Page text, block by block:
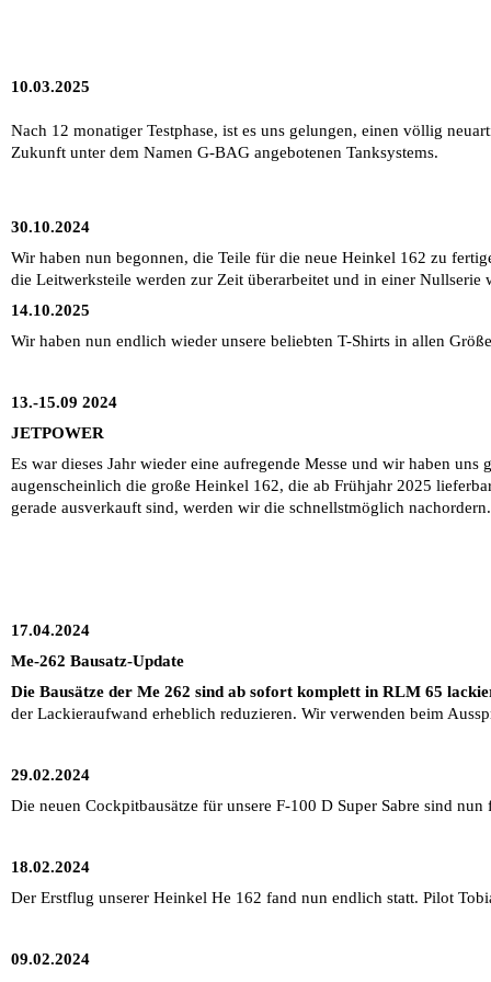
10.03.2025
Nach 12 monatiger Testphase, ist es uns gelungen, einen völlig
Zukunft unter dem Namen G-BAG angebotenen Tanksystems.
30.10.2024
Wir haben nun begonnen, die Teile für die neue Heinkel 162 zu
die Leitwerksteile werden zur Zeit überarbeitet und in einer
14.10.2025
Wir haben nun endlich wieder unsere beliebten T-Shirts in allen
13.-15.09 2024
JETPOWER
Es war dieses Jahr wieder eine aufregende Messe und wir haben
augenscheinlich die große Heinkel 162, die ab Frühjahr 2025
gerade ausverkauft sind, werden wir die schnellstmöglich nachordern.
17.04.2024
Me-262 Bausatz-Update
Die Bausätze der Me 262 sind ab sofort komplett in RLM 65
der Lackieraufwand erheblich reduzieren. Wir verwenden beim
29.02.2024
Die neuen Cockpitbausätze für unsere F-100 D Super Sabre sind
18.02.2024
Der Erstflug unserer Heinkel He 162 fand nun endlich statt. Pilot
09.02.2024